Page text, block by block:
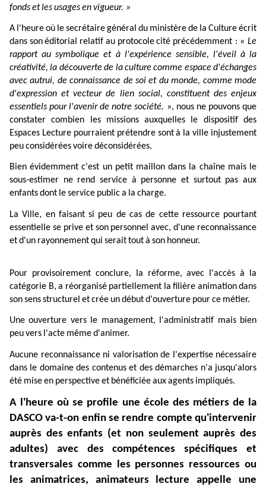
fondsetlesusagesenvigueur. »
A l'heureoù lesecrétairegénéral du ministèrede la Cultureécrit
dans son éditorial relatif au protocole cité précédemment : « Le
rapport au symbolique et à l'expérience sensible, l'éveil à la
créativité, la découverte de la culture comme espace d'échanges
avec autrui, de connaissance de soi et du monde, comme mode
d'expression et vecteur de lien social, constituent des enjeux
essentiels pour l'avenir de notre société. », nous ne pouvons que
constater combien les missions auxquelles le dispositif des
Espaces Lecture pourraient prétendre sont à la ville injustement
peuconsidéréesvoiredéconsidérées.
Bien évidemment c'est un petit maillon dans la chaîne mais le
sous-estimer ne rend service à personne et surtout pas aux
enfantsdont leservice publica la charge.
La Ville, en faisant si peu de cas de cette ressource pourtant
essentielle se prive et son personnel avec, d'une reconnaissance
etd'un rayonnementqui seraittoutà son honneur.
Pour provisoirement conclure, la réforme, avec l'accès à
la
catégorie B, a réorganisé partiellement la filière animation dans
sonsensstructurel etcrée undébutd'ouverture pource métier.
Une ouverture vers le management, l'administratif mais bien
peuvers l'acte mêmed'animer.
Aucune reconnaissance ni valorisation de l'expertise nécessaire
dans le domaine des contenus et des démarches n'a jusqu'alors
été miseen perspectiveet bénéficiéeauxagents impliqués.
A l'heure où se profile une école des métiers de la
DASCO va-t-on enfin se rendre compte qu'intervenir
auprès des enfants (et non seulement auprès des
adultes)
avec des compétences spécifiques
et
transversales comme les personnes ressources ou
les
animatrices, animateurs lecture appelle
une